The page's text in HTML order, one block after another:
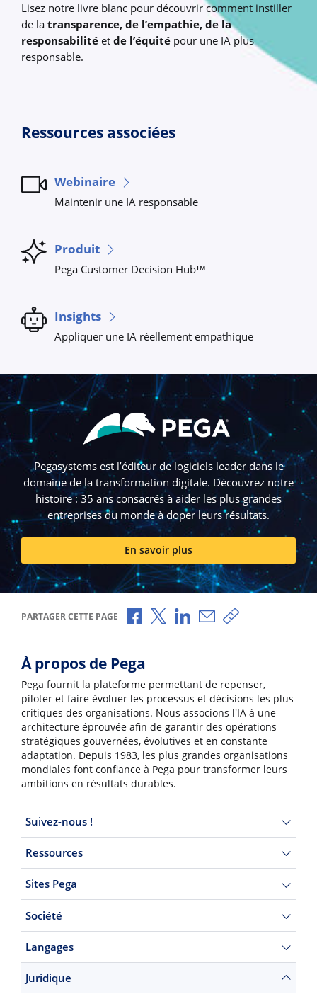
Lisez notre livre blanc pour découvrir comment instiller
de la transparence, de l’empathie, de la
responsabilité et de l’équité pour une IA plus
responsable.
Ressources associées
Webinaire
Maintenir une IA responsable
Produit
Pega Customer Decision HubTM
Insights
Appliquer une IA réellement empathique
Pegasystems est l’éditeur de logiciels leader dans le
domaine de la transformation digitale. Découvrez notre
histoire : 35 ans consacrés à aider les plus grandes
entreprises du monde à doper leurs résultats.
En savoir plus
PARTAGER CETTE PAGE Partager via Facebook
Partager via X
Partager via LinkedIn
Partager par e-mail
Copier le lien
À propos de Pega
Pega fournit la plateforme permettant de repenser,
piloter et faire évoluer les processus et décisions les plus
critiques des organisations. Nous associons l'IA à une
architecture éprouvée afin de garantir des opérations
stratégiques gouvernées, évolutives et en constante
adaptation. Depuis 1983, les plus grandes organisations
mondiales font confiance à Pega pour transformer leurs
ambitions en résultats durables.
Suivez-nous !
Ressources
Sites Pega
Société
Langages
Juridique